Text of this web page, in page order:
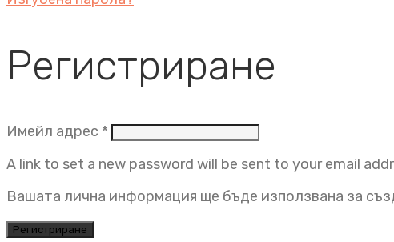
Регистриране
Имейл адрес * Задължително
A link to set a new password will be sent to your email
Вашата лична информация ще бъде използвана за
Регистриране